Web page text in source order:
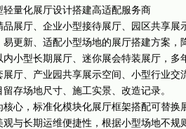
量化展厅设计搭建高适配服务商
展厅、企业小型接待展厅、园区共享展
更新、适配小型场地的展厅搭建方案，
小型长期展厅、迷你展会特装展厅，多
厅、产业园共享展示空间、小型行业交
存场地尺寸、施工实景、改造记录。
心，标准化模块化展厅框架搭配可替换
与长期运维便捷性，根据小型场地不规